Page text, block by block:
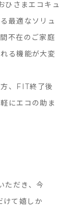
ひさまエコキュ
最適なソリュ
不在のご家庭
る機能が大変
、FIT終了後
にエコの助ま
ただき、今
けて嬉しか